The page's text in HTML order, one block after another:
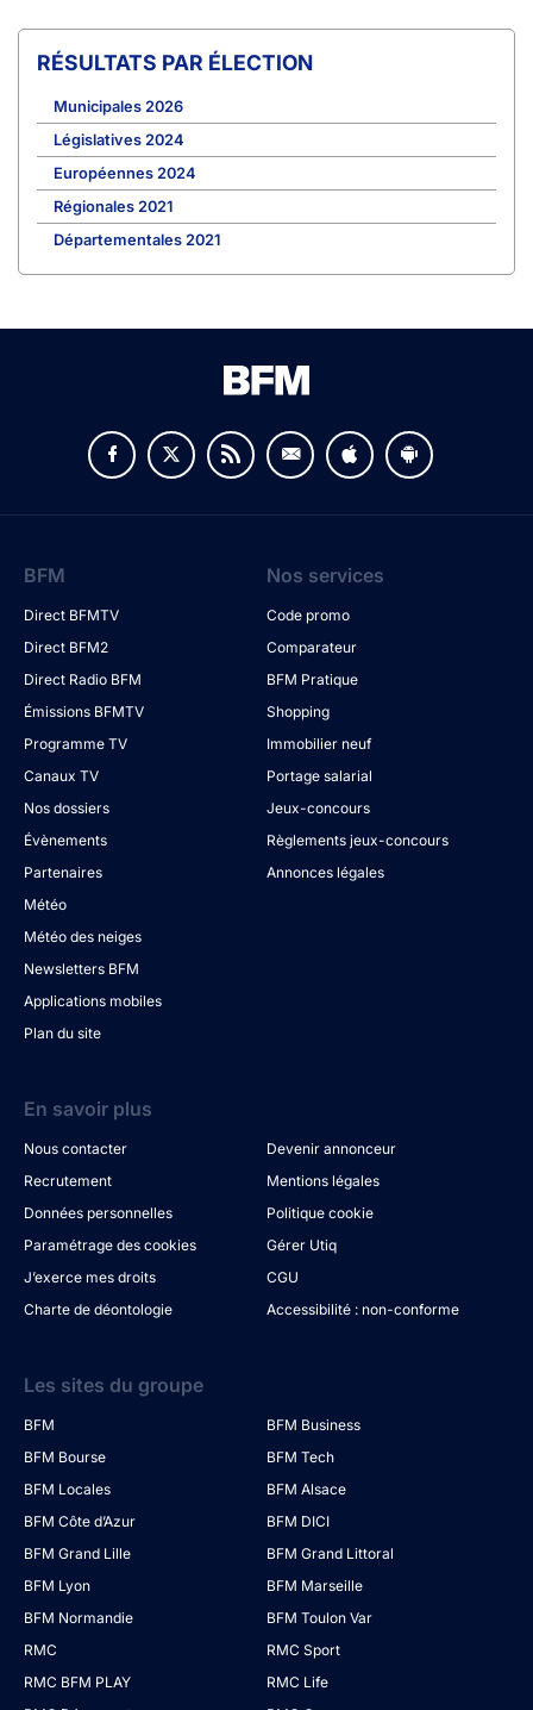
RÉSULTATS PAR ÉLECTION
Municipales 2026
Législatives 2024
Européennes 2024
Régionales 2021
Départementales 2021
BFM
Direct BFMTV
Direct BFM2
Direct Radio BFM
Émissions BFMTV
Programme TV
Canaux TV
Nos dossiers
Évènements
Partenaires
Météo
Météo des neiges
Newsletters BFM
Applications mobiles
Plan du site
Nos services
Code promo
Comparateur
BFM Pratique
Shopping
Immobilier neuf
Portage salarial
Jeux-concours
Règlements jeux-concours
Annonces légales
En savoir plus
Nous contacter
Devenir annonceur
Recrutement
Mentions légales
Données personnelles
Politique cookie
Paramétrage des cookies
Gérer Utiq
J’exerce mes droits
CGU
Charte de déontologie
Accessibilité : non-conforme
Les sites du groupe
BFM
BFM Business
BFM Bourse
BFM Tech
BFM Locales
BFM Alsace
BFM Côte d’Azur
BFM DICI
BFM Grand Lille
BFM Grand Littoral
BFM Lyon
BFM Marseille
BFM Normandie
BFM Toulon Var
RMC
RMC Sport
RMC BFM PLAY
RMC Life